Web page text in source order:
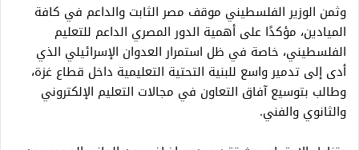
وثمن الوزير الفلسطيني موقف مصر الثابت والداعم في كافة
الميادين، مؤكدًا على أهمية الدور المصري الداعم للتعليم
الفلسطيني، خاصة في ظل استمرار العدوان الإسرائيلي الذي
أدى إلى تدمير واسع للبنية التحتية التعليمية داخل قطاع غزة،
وطالب بتوسيع آفاق التعاون في مجالات التعليم الإلكتروني
والثانوي والفني.